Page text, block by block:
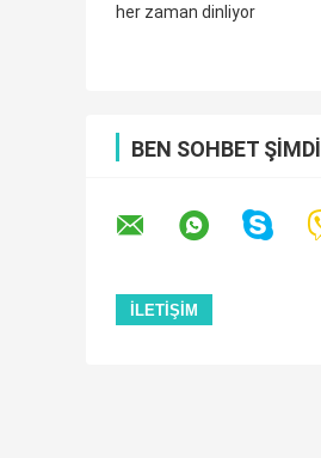
her zaman dinliyor
BEN SOHBET ŞIMDI